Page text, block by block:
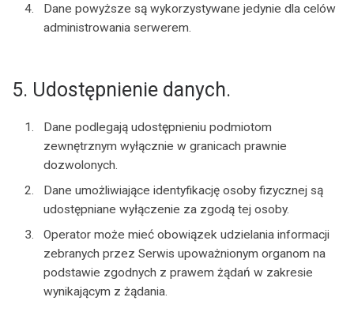
Dane powyższe są wykorzystywane jedynie dla celów
administrowania serwerem.
5. Udostępnienie danych.
Dane podlegają udostępnieniu podmiotom
zewnętrznym wyłącznie w granicach prawnie
dozwolonych.
Dane umożliwiające identyfikację osoby fizycznej są
udostępniane wyłączenie za zgodą tej osoby.
Operator może mieć obowiązek udzielania informacji
zebranych przez Serwis upoważnionym organom na
podstawie zgodnych z prawem żądań w zakresie
wynikającym z żądania.